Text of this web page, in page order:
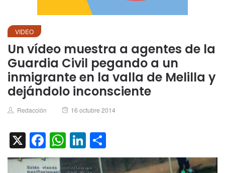
VIDEO
Un vídeo muestra a agentes de la
Guardia Civil pegando a un
inmigrante en la valla de Melilla y
dejándolo inconsciente
Author
Redacción
Posted
16 octubre 2014
X Facebook
WhatsApp
LinkedIn